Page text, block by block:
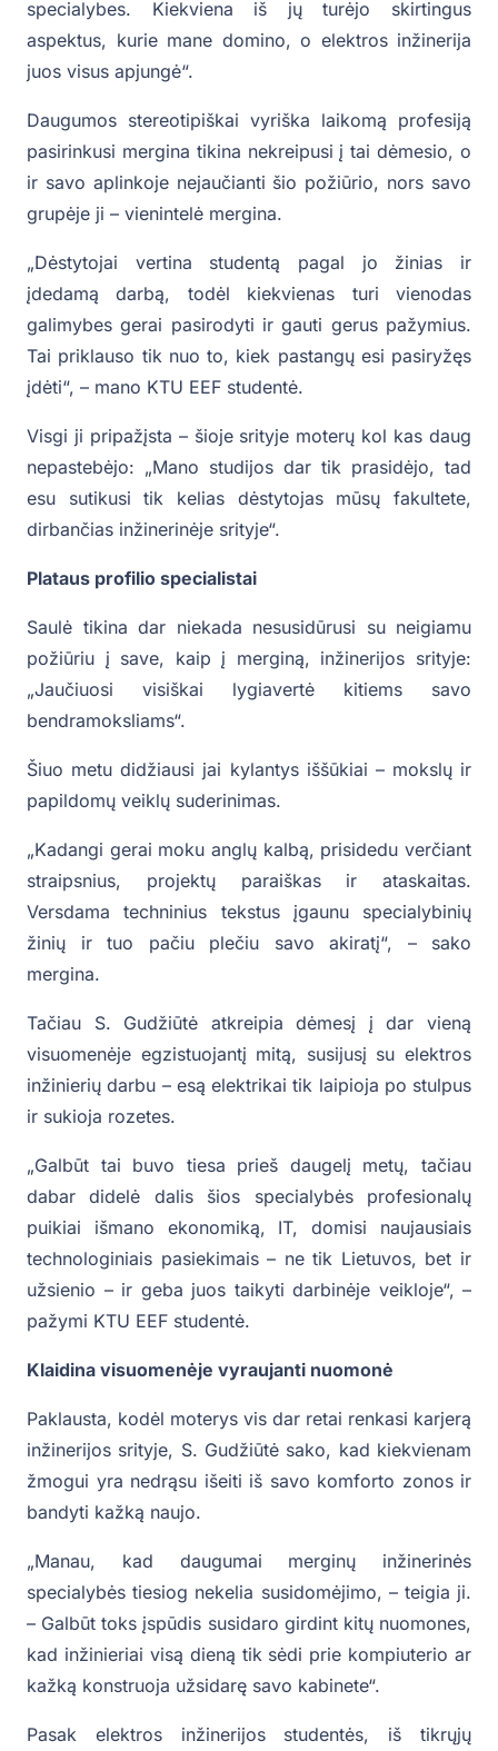
specialybes. Kiekviena iš jų turėjo skirtingus
aspektus, kurie mane domino, o elektros inžinerija
juos visus apjungė“.
Daugumos stereotipiškai vyriška laikomą profesiją
pasirinkusi mergina tikina nekreipusi į tai dėmesio, o
ir savo aplinkoje nejaučianti šio požiūrio, nors savo
grupėje ji – vienintelė mergina.
„Dėstytojai vertina studentą pagal jo žinias ir
įdedamą darbą, todėl kiekvienas turi vienodas
galimybes gerai pasirodyti ir gauti gerus pažymius.
Tai priklauso tik nuo to, kiek pastangų esi pasiryžęs
įdėti“, – mano KTU EEF studentė.
Visgi ji pripažįsta – šioje srityje moterų kol kas daug
nepastebėjo: „Mano studijos dar tik prasidėjo, tad
esu sutikusi tik kelias dėstytojas mūsų fakultete,
dirbančias inžinerinėje srityje“.
Plataus profilio specialistai
Saulė tikina dar niekada nesusidūrusi su neigiamu
požiūriu į save, kaip į merginą, inžinerijos srityje:
„Jaučiuosi visiškai lygiavertė kitiems savo
bendramoksliams“.
Šiuo metu didžiausi jai kylantys iššūkiai – mokslų ir
papildomų veiklų suderinimas.
„Kadangi gerai moku anglų kalbą, prisidedu verčiant
straipsnius, projektų paraiškas ir ataskaitas.
Versdama techninius tekstus įgaunu specialybinių
žinių ir tuo pačiu plečiu savo akiratį“, – sako
mergina.
Tačiau S. Gudžiūtė atkreipia dėmesį į dar vieną
visuomenėje egzistuojantį mitą, susijusį su elektros
inžinierių darbu – esą elektrikai tik laipioja po stulpus
ir sukioja rozetes.
„Galbūt tai buvo tiesa prieš daugelį metų, tačiau
dabar didelė dalis šios specialybės profesionalų
puikiai išmano ekonomiką, IT, domisi naujausiais
technologiniais pasiekimais – ne tik Lietuvos, bet ir
užsienio – ir geba juos taikyti darbinėje veikloje“, –
pažymi KTU EEF studentė.
Klaidina visuomenėje vyraujanti nuomonė
Paklausta, kodėl moterys vis dar retai renkasi karjerą
inžinerijos srityje, S. Gudžiūtė sako, kad kiekvienam
žmogui yra nedrąsu išeiti iš savo komforto zonos ir
bandyti kažką naujo.
„Manau, kad daugumai merginų inžinerinės
specialybės tiesiog nekelia susidomėjimo, – teigia ji.
– Galbūt toks įspūdis susidaro girdint kitų nuomones,
kad inžinieriai visą dieną tik sėdi prie kompiuterio ar
kažką konstruoja užsidarę savo kabinete“.
Pasak elektros inžinerijos studentės, iš tikrųjų